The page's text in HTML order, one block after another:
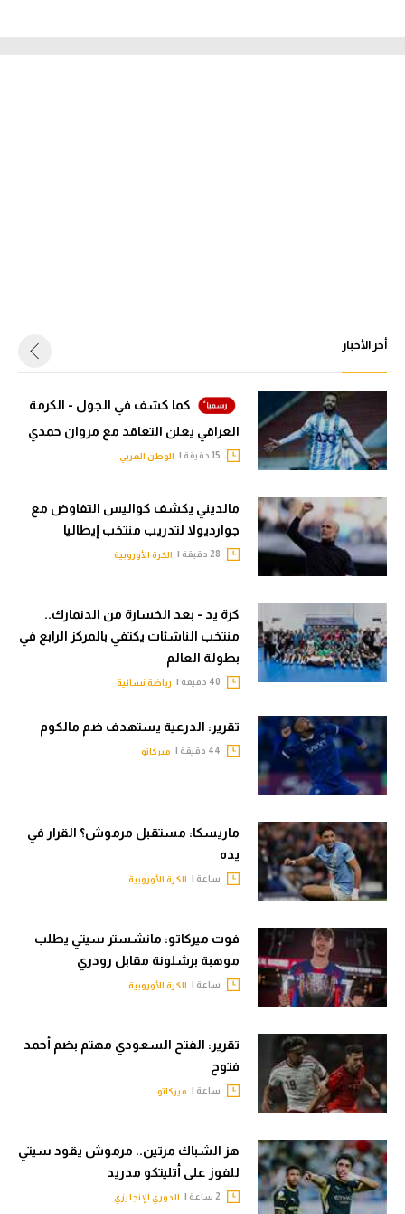
أخر الأخبار
كما كشف في الجول - الكرمة
العراقي يعلن التعاقد مع مروان حمدي
الوطن العربي
مالديني يكشف كواليس التفاوض مع
جوارديولا لتدريب منتخب إيطاليا
الكرة الأوروبية
كرة يد - بعد الخسارة من الدنمارك..
منتخب الناشئات يكتفي بالمركز الرابع في
بطولة العالم
رياضة نسائية
تقرير: الدرعية يستهدف ضم مالكوم
ميركاتو
ماريسكا: مستقبل مرموش؟ القرار في
يده
ساعة | الكرة الأوروبية
فوت ميركاتو: مانشستر سيتي يطلب
موهبة برشلونة مقابل رودري
ساعة | الكرة الأوروبية
تقرير: الفتح السعودي مهتم بضم أحمد
فتوح
ساعة | ميركاتو
هز الشباك مرتين.. مرموش يقود سيتي
للفوز على أتليتكو مدريد
الدوري الإنجليزي